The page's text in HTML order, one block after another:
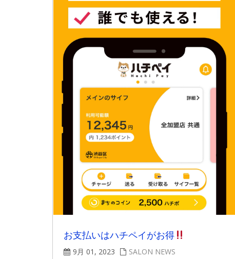
お支払いはハチペイがお得
9月 01, 2023 SALON NEWS